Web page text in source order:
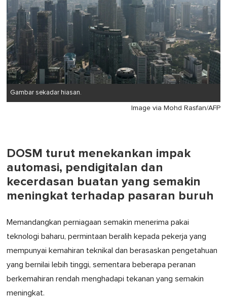
Gambar sekadar hiasan.
Image via Mohd Rasfan/AFP
DOSM turut menekankan impak
automasi, pendigitalan dan
kecerdasan buatan yang semakin
meningkat terhadap pasaran buruh
Memandangkan perniagaan semakin menerima pakai
teknologi baharu, permintaan beralih kepada pekerja yang
mempunyai kemahiran teknikal dan berasaskan pengetahuan
yang bernilai lebih tinggi, sementara beberapa peranan
berkemahiran rendah menghadapi tekanan yang semakin
meningkat.